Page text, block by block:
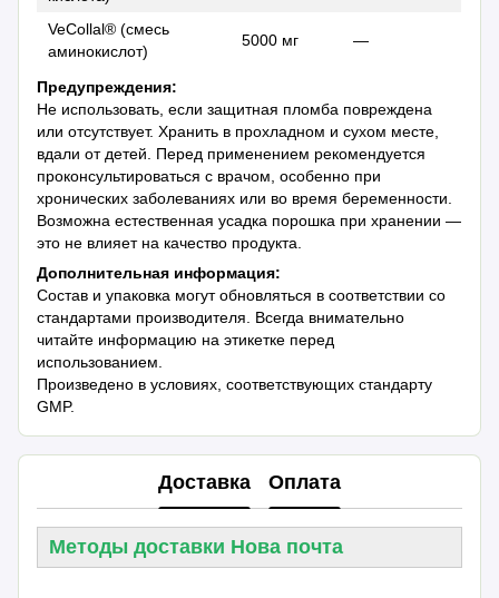
VeCollal® (смесь
аминокислот)
5000 мг —
Предупреждения:
Не использовать, если защитная пломба повреждена
или отсутствует. Хранить в прохладном и сухом месте,
вдали от детей. Перед применением рекомендуется
проконсультироваться с врачом, особенно при
хронических заболеваниях или во время беременности.
Возможна естественная усадка порошка при хранении —
это не влияет на качество продукта.
Дополнительная информация:
Состав и упаковка могут обновляться в соответствии со
стандартами производителя. Всегда внимательно
читайте информацию на этикетке перед
использованием.
Произведено в условиях, соответствующих стандарту
GMP.
Доставка Оплата
Методы доставки Нова почта